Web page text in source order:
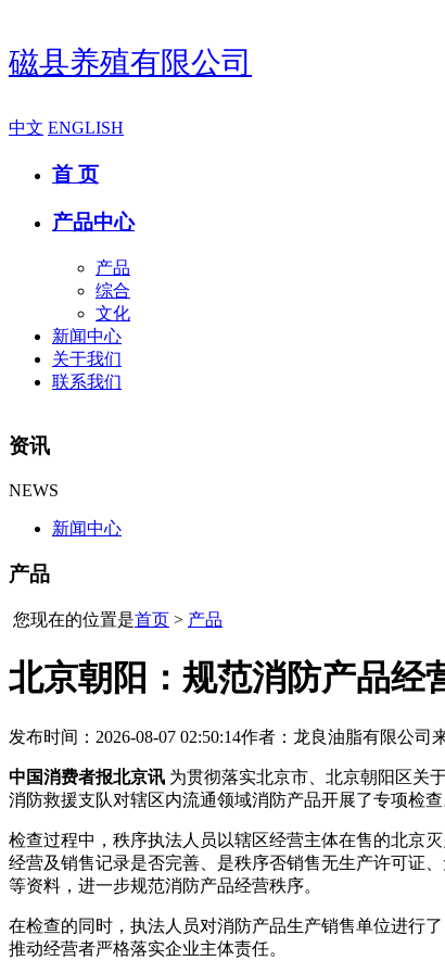
磁县养殖有限公司
中文 ENGLISH
首 页
产品中心
产品
综合
文化
新闻中心
关于我们
联系我们
资讯
NEWS
新闻中心
产品
您现在的位置是首页 > 产品
北京朝阳：规范消防产品经
发布时间：2026-08-07 02:50:14作者：龙良油脂有限公司
中国消费者报北京讯 为贯彻落实北京市、北京朝阳区关
消防救援支队对辖区内流通领域消防产品开展了专项检
检查过程中，秩序执法人员以辖区经营主体在售的北京
经营及销售记录是否完善、是秩序否销售无生产许可证
等资料，进一步规范消防产品经营秩序。
在检查的同时，执法人员对消防产品生产销售单位进行
推动经营者严格落实企业主体责任。